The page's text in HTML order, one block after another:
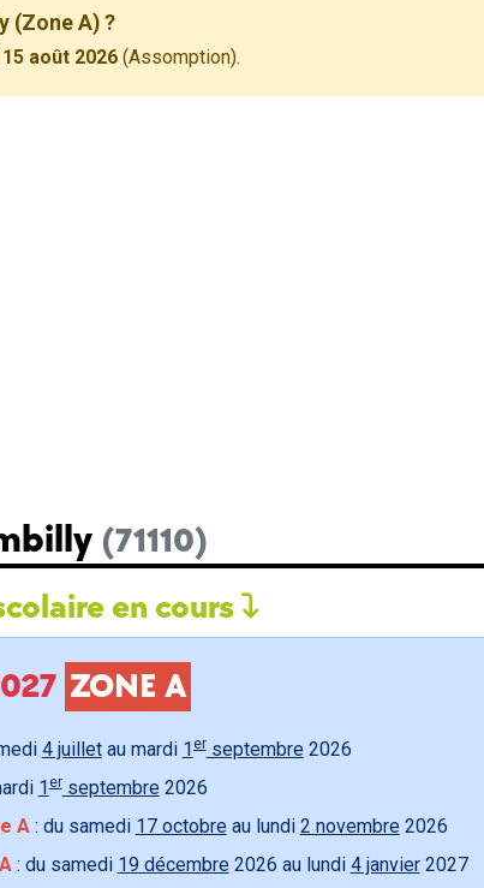
(Zone A) ?
août 2026 (Assomption).
(71110)
en cours
ZONE A
4 juilletau mardi 1 erseptembre 2026
1erseptembre 2026
A: du samedi 17 octobre au lundi 2 novembre 2026
: du samedi 19 décembre 2026 au lundi 4 janvier2027